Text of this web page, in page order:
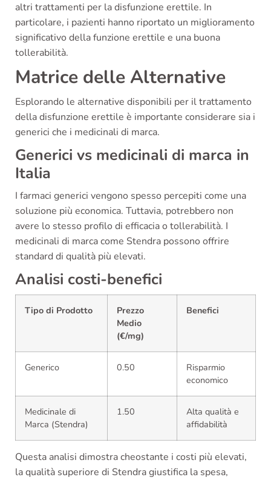
altri trattamenti per la disfunzione erettile. In
particolare, i pazienti hanno riportato un miglioramento
significativo della funzione erettile e una buona
tollerabilità.
Matrice delle Alternative
Esplorando le alternative disponibili per il trattamento
della disfunzione erettile è importante considerare sia i
generici che i medicinali di marca.
Generici vs medicinali di marca in
Italia
I farmaci generici vengono spesso percepiti come una
soluzione più economica. Tuttavia, potrebbero non
avere lo stesso profilo di efficacia o tollerabilità. I
medicinali di marca come Stendra possono offrire
standard di qualità più elevati.
Analisi costi-benefici
Tipo di Prodotto
Prezzo
Medio
(€/mg)
Benefici
Generico 0.50
Risparmio
economico
Medicinale di
Marca (Stendra)
1.50
Alta qualità e
affidabilità
Questa analisi dimostra cheostante i costi più elevati,
la qualità superiore di Stendra giustifica la spesa,